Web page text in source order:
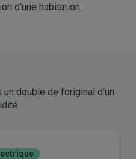
d’une habitation.
double de l’original d’un